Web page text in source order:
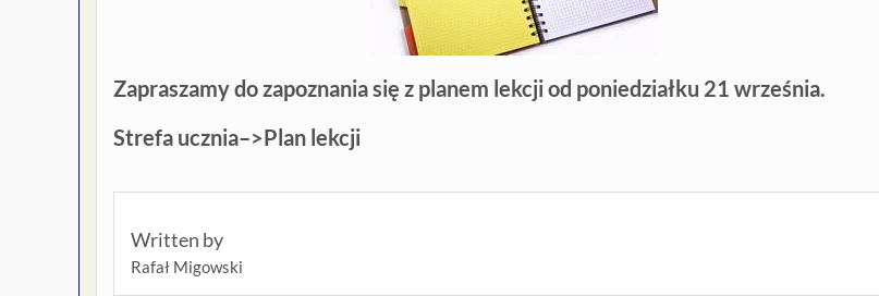
Zapraszamy do zapoznania się z planem lekcji od poniedziałku 21 września.
Strefa ucznia–>Plan lekcji
Written by
Rafał Migowski